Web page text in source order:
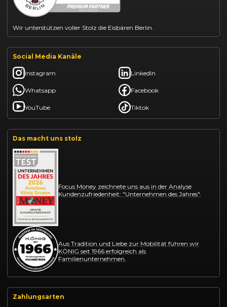
Wir unterstützen voller Stolz die Eisbären Berlin.
Social Media Kanäle
Instagram LinkedIn
Whatsapp Facebook
YouTube Tiktok
Das macht uns stolz
Focus Money zeichnete uns aus in der Analyse
Kundenzufriedenheit: "Unternehmen des Jahres".
Aus Tradition und Liebe zur Mobilität führen wir
KÖNIG seit 1966 erfolgreich als
Familienunternehmen.
Zahlungsarten